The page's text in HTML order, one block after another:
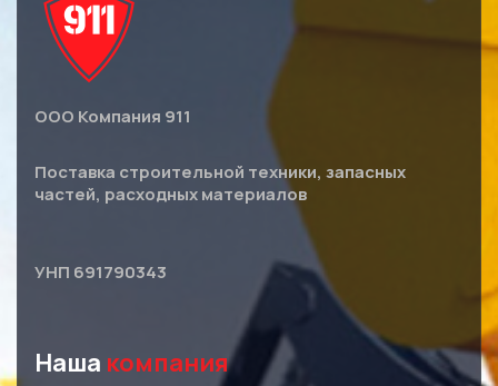
ООО Компания 911
Поставка строительной техники, запасных
частей, расходных материалов
УНП 691790343
Наша компания